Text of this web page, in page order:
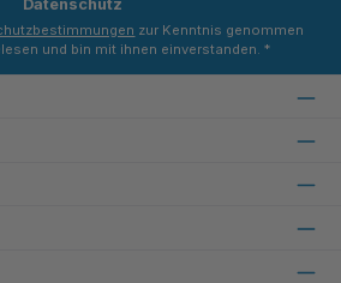
Datenschutz
zur Kenntnis genommen
und bin mit ihnen einverstanden. *